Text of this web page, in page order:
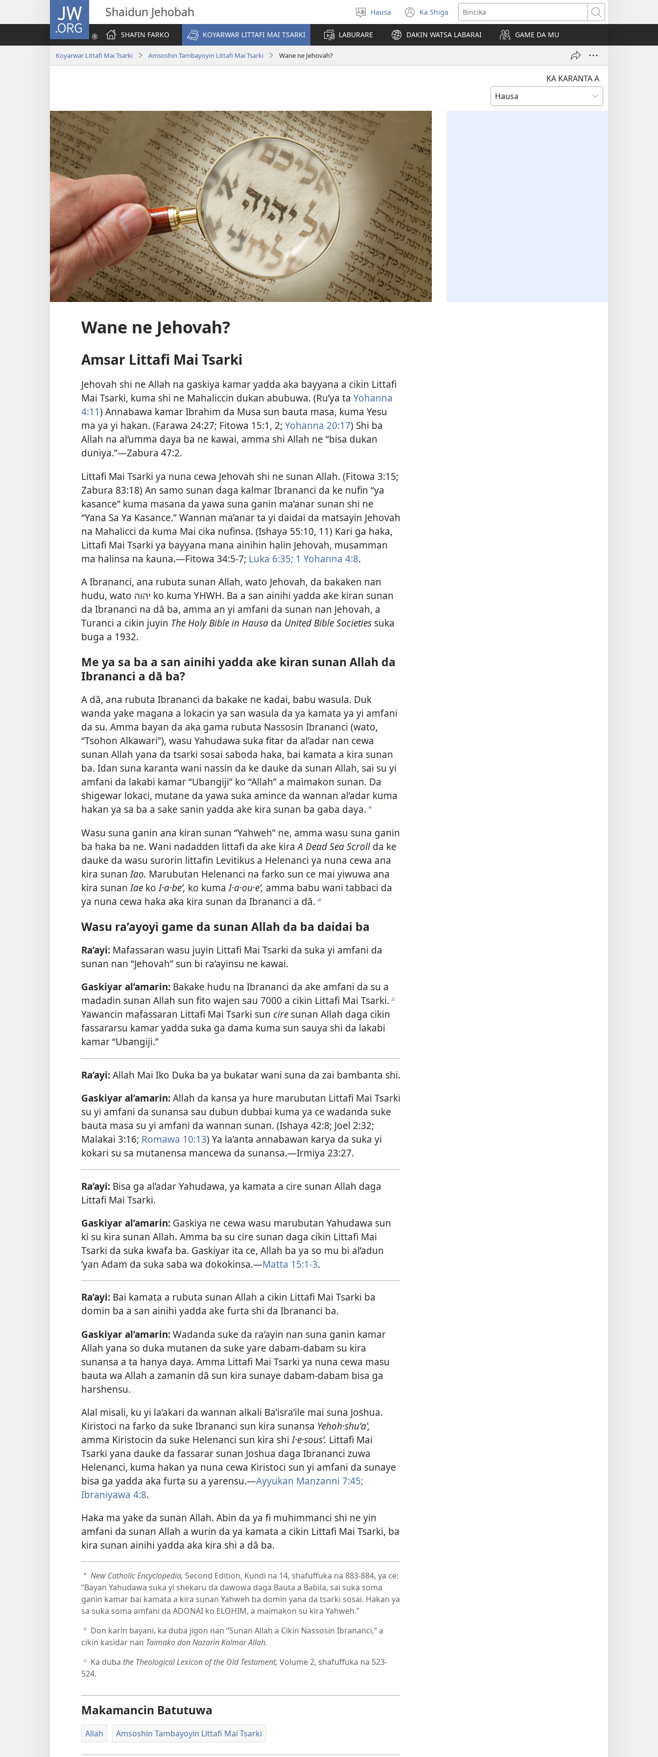
JW.ORG Shaidun Jehobah
Ka
Zabi
Hausa Ka Shiga
(opens
new
window)
Bincika
SHAFIN FARKO
KOYARWAR LITTAFI MAI TSARKI LABURARE DAKIN WATSA LABARAI GAME DA MU
Koyarwar Littafi Mai Tsarki Amsoshin Tambayoyin Littafi Mai Tsarki Wane ne Jehovah?
KA KARANTA A
Wane ne Jehovah?
Amsar Littafi Mai Tsarki
Jehovah shi ne Allah na gaskiya kamar yadda aka bayyana a cikin Littafi
Mai Tsarki, kuma shi ne Mahaliccin dukan abubuwa. (Ru’ya ta Yohanna
4:11) Annabawa kamar Ibrahim da Musa sun bauta masa, kuma Yesu
ma ya yi hakan. (Farawa 24:27; Fitowa 15:1, 2; Yohanna 20:17) Shi ba
Allah na al’umma daya ba ne kawai, amma shi Allah ne “bisa dukan
duniya.”—Zabura 47:2.
Littafi Mai Tsarki ya nuna cewa Jehovah shi ne sunan Allah. (Fitowa 3:15;
Zabura 83:18) An samo sunan daga kalmar Ibrananci da ke nufin “ya
kasance” kuma masana da yawa suna ganin ma’anar sunan shi ne
“Yana Sa Ya Kasance.” Wannan ma’anar ta yi daidai da matsayin Jehovah
na Mahalicci da kuma Mai cika nufinsa. (Ishaya 55:10, 11) Kari ga haka,
Littafi Mai Tsarki ya bayyana mana ainihin halin Jehovah, musamman
ma halinsa na ƙauna.—Fitowa 34:5-7; Luka 6:35; 1 Yohanna 4:8.
A Ibrananci, ana rubuta sunan Allah, wato Jehovah, da bakaken nan
hudu, wato יהוה ko kuma YHWH. Ba a san ainihi yadda ake kiran sunan
da Ibrananci na dā ba, amma an yi amfani da sunan nan Jehovah, a
Turanci a cikin juyin The Holy Bible in Hausa da United Bible Societies suka
buga a 1932.
Me ya sa ba a san ainihi yadda ake kiran sunan Allah da
Ibrananci a dā ba?
A dā, ana rubuta Ibrananci da bakake ne kadai, babu wasula. Duk
wanda yake magana a lokacin ya san wasula da ya kamata ya yi amfani
da su. Amma bayan da aka gama rubuta Nassosin Ibrananci (wato,
“Tsohon Alkawari”), wasu Yahudawa suka fitar da al’adar nan cewa
sunan Allah yana da tsarki sosai saboda haka, bai kamata a kira sunan
ba. Idan suna karanta wani nassin da ke dauke da sunan Allah, sai su yi
amfani da lakabi kamar “Ubangiji” ko “Allah” a maimakon sunan. Da
shigewar lokaci, mutane da yawa suka amince da wannan al’adar kuma
hakan ya sa ba a sake sanin yadda ake kira sunan ba gaba daya. a
Wasu suna ganin ana kiran sunan “Yahweh” ne, amma wasu suna ganin
ba haka ba ne. Wani nadadden littafi da ake kiraA Dead Sea Scrollda ke
dauke da wasu surorin littafin Levitikus a Helenanci ya nuna cewa ana
kira sunanIao. Marubutan Helenanci na farko sun ce mai yiwuwa ana
kira sunanIae koI·a·beʹ, ko kumaI·a·ou·eʹ, amma babu wani tabbaci da
ya nuna cewa haka aka kira sunan da Ibrananci a dā. b
Wasu ra’ayoyi game da sunan Allah da ba daidai ba
Ra’ayi: Mafassaran wasu juyin Littafi Mai Tsarki da suka yi amfani da
sunan nan “Jehovah” sun bi ra’ayinsu ne kawai.
Gaskiyar al’amarin: Bakake hudu na Ibrananci da ake amfani da su a
madadin sunan Allah sun fito wajen sau 7000 a cikin Littafi Mai Tsarki. c
Yawancin mafassaran Littafi Mai Tsarki sun cire sunan Allah daga cikin
fassararsu kamar yadda suka ga dama kuma sun sauya shi da lakabi
kamar “Ubangiji.”
Ra’ayi:Allah Mai Iko Duka ba ya bukatar wani suna da zai bambanta shi.
Gaskiyar al’amarin:Allah da kansa ya hure marubutan Littafi Mai Tsarki
su yi amfani da sunansa sau dubun dubbai kuma ya ce wadanda suke
bauta masa su yi amfani da wannan sunan. (Ishaya 42:8; Joel 2:32;
Malakai 3:16; Romawa 10:13) Ya la’anta annabawan karya da suka yi
kokari su sa mutanensa mancewa da sunansa.—Irmiya 23:27.
Ra’ayi: Bisa ga al’adar Yahudawa, ya kamata a cire sunan Allah daga
Littafi Mai Tsarki.
Gaskiyar al’amarin: Gaskiya ne cewa wasu marubutan Yahudawa sun
ki su kira sunan Allah. Amma ba su cire sunan daga cikin Littafi Mai
Tsarki da suka kwafa ba. Gaskiyar ita ce, Allah ba ya so mu bi al’adun
’yan Adam da suka saba wa dokokinsa.—Matta 15:1-3.
Ra’ayi: Bai kamata a rubuta sunan Allah a cikin Littafi Mai Tsarki ba
domin ba a san ainihi yadda ake furta shi da Ibrananci ba.
Gaskiyar al’amarin:Wadanda suke da ra’ayin nan suna ganin kamar
Allah yana so duka mutanen da suke yare dabam-dabam su kira
sunansa a ta hanya daya. Amma Littafi Mai Tsarki ya nuna cewa masu
bauta wa Allah a zamanin dā sun kira sunaye dabam-dabam bisa ga
harshensu.
Alal misali, ku yi la’akari da wannan alkali Ba’isra’ile mai suna Joshua.
Kiristoci na farko da suke Ibrananci sun kira sunansa Yehoh·shuʹaʽ,
amma Kiristocin da suke Helenanci sun kira shiI·e·sousʹ. Littafi Mai
Tsarki yana dauke da fassarar sunan Joshua daga Ibrananci zuwa
Helenanci, kuma hakan ya nuna cewa Kiristoci sun yi amfani da sunaye
bisa ga yadda aka furta su a yarensu.—Ayyukan Manzanni 7:45;
Ibraniyawa 4:8.
Haka ma yake da sunan Allah. Abin da ya fi muhimmanci shi ne yin
amfani da sunan Allah a wurin da ya kamata a cikin Littafi Mai Tsarki, ba
kira sunan ainihi yadda aka kira shi a dā ba.
a New Catholic Encyclopedia, Second Edition, Kundi na 14, shafuffuka na 883-884, ya ce:
“Bayan Yahudawa suka yi shekaru da dawowa daga Bauta a Babila, sai suka soma
ganin kamar bai kamata a kira sunan Yahweh ba domin yana da tsarki sosai. Hakan ya
sa suka soma amfani da ADONAI ko ELOHIM, a maimakon su kira Yahweh.”
b Don karin bayani, ka duba jigon nan “Sunan Allah a Cikin Nassosin Ibrananci,” a
cikin kasidar nan Taimako don Nazarin Kalmar Allah.
c Ka duba the Theological Lexicon of the Old Testament, Volume 2, shafuffuka na 523-
524.
Makamancin Batutuwa
Allah Amsoshin Tambayoyin Littafi Mai Tsarki